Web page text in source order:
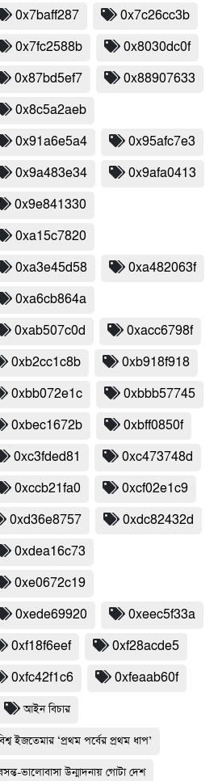
0x7baff287 0x7c26cc3b
0x7fc2588b 0x8030dc0f
0x87bd5ef7 0x88907633
0x8c5a2aeb
0x91a6e5a4 0x95afc7e3
0x9a483e34 0x9afa0413
0x9e841330
0xa15c7820
0xa3e45d58 0xa482063f
0xa6cb864a
0xab507c0d 0xacc6798f
0xb2cc1c8b 0xb918f918
0xbb072e1c 0xbbb57745
0xbec1672b 0xbff0850f
0xc3fded81 0xc473748d
0xccb21fa0 0xcf02e1c9
0xd36e8757 0xdc82432d
0xdea16c73
0xe0672c19
0xede69920 0xeec5f33a
0xf18f6eef 0xf28acde5
0xfc42f1c6 0xfeaab60f
আইন বিচার
ইজতেমার ‘প্রথম পর্বের প্রথম ধাপ’
ভালোবাসা উন্মাদনায় গোটা দেশ